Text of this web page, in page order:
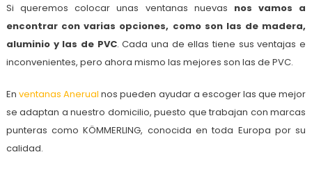
Si queremos colocar unas ventanas nuevas nos vamos a
encontrar con varias opciones, como son las de madera,
aluminio y las de PVC. Cada una de ellas tiene sus ventajas e
inconvenientes, pero ahora mismo las mejores son las de PVC.
Enventanas Anerual nos pueden ayudar a escoger las que mejor
se adaptan a nuestro domicilio, puesto que trabajan con marcas
punteras como KÖMMERLING, conocida en toda Europa por su
calidad.